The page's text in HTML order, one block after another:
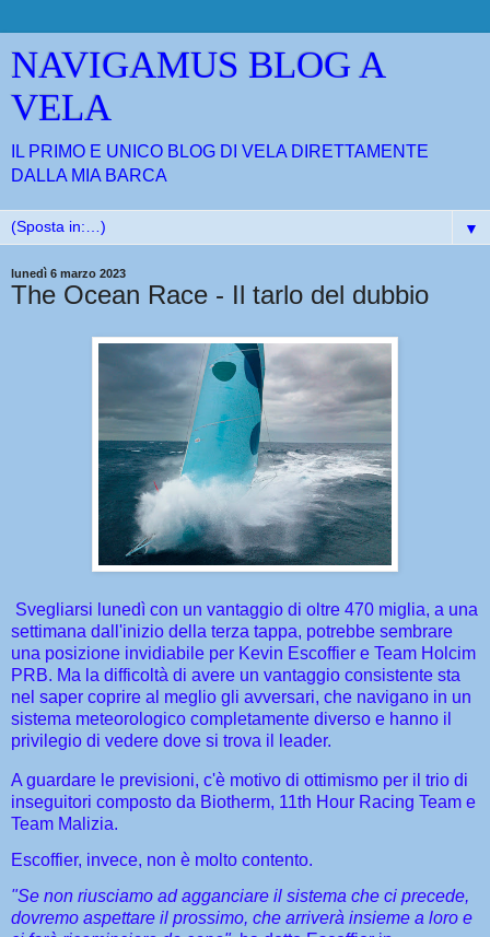
NAVIGAMUS BLOG A
VELA
IL PRIMO E UNICO BLOG DI VELA DIRETTAMENTE
DALLA MIA BARCA
▼
lunedì 6 marzo 2023
The Ocean Race - Il tarlo del dubbio
Svegliarsi lunedì con un vantaggio di oltre 470 miglia, a una
settimana dall'inizio della terza tappa, potrebbe sembrare
una posizione invidiabile per Kevin Escoffier e Team Holcim
PRB. Ma la difficoltà di avere un vantaggio consistente sta
nel saper coprire al meglio gli avversari, che navigano in un
sistema meteorologico completamente diverso e hanno il
privilegio di vedere dove si trova il leader.
A guardare le previsioni, c'è motivo di ottimismo per il trio di
inseguitori composto da Biotherm, 11th Hour Racing Team e
Team Malizia.
Escoffier, invece, non è molto contento.
"Se non riusciamo ad agganciare il sistema che ci precede,
dovremo aspettare il prossimo, che arriverà insieme a loro e